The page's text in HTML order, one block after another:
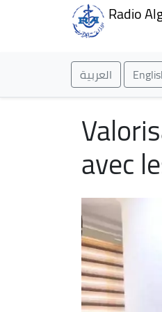
Radio
العربية
avec